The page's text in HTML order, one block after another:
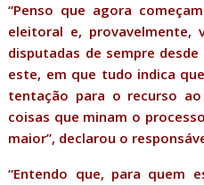
“Penso que agora
eleitoral e, provavelmente,
disputadas de sempre
este, em que tudo indica
tentação para o recurso
coisas que minam o
maior”, declarou o
“Entendo que, para quem